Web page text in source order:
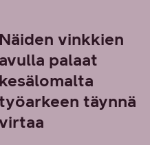
Näiden vinkkien
avulla palaat
kesälomalta
täynnä